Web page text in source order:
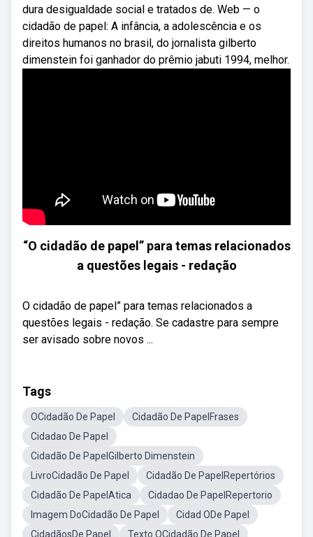
dura desigualdade social e tratados de. Web — o
cidadão de papel: A infância, a adolescência e os
direitos humanos no brasil, do jornalista gilberto
dimenstein foi ganhador do prêmio jabuti 1994, melhor.
“O cidadão de papel” para temas relacionados
a questões legais - redação
O cidadão de papel” para temas relacionados a
questões legais - redação. Se cadastre para sempre
ser avisado sobre novos ...
Tags
OCidadão De Papel
Cidadão De PapelFrases
Cidadao De Papel
Cidadão De PapelGilberto Dimenstein
LivroCidadão De Papel
Cidadão De PapelRepertórios
Cidadão De PapelAtica
Cidadao De PapelRepertorio
Imagem DoCidadão De Papel
Cidad ODe Papel
CidadãosDe Papel
Texto OCidadão De Papel